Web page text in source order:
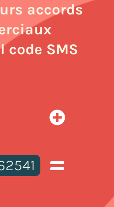
accords
code SMS